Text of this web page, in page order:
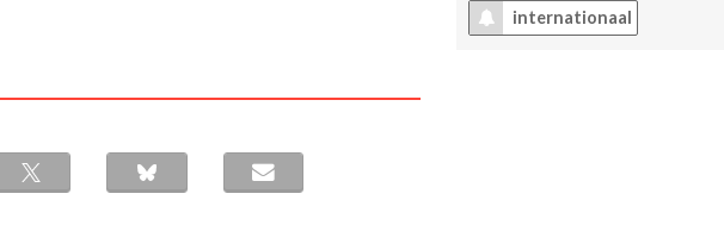
internationaal